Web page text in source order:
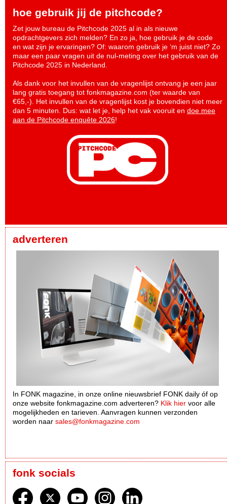
hoe gebruik jij de pitchcode?
Zet jouw bureau de Pitchcode 2025 al in als nieuwe
opdrachtgevers zich melden? En zo ja, hoe gebruik je de code
en wat zijn je ervaringen? Of: waarom gebruik je ‘m juist niet? Zo
maar een paar vragen uit de nul-meting over het gebruik van de
Pitchcode 2025 in Nederland.
Als dank voor het invullen van de vragenlijst ontvang je een jaar
lang gratis toegang tot fonkmagazine.com (ter waarde van
€65,-). Het invullen van de vragenlijst kost je bovendien niet meer
dan 5 minuten. Dus: wat let je, help het vak vooruit en doe mee
aan de Pitchcode enquête 2026!
adverteren
In FONK magazine, in onze online nieuwsbrief FONK daily óf op
onze website fonkmagazine.com adverteren? Klik hier voor alle
mogelijkheden en tarieven. Aanvragen kunnen verzonden
worden naar sales@fonkmagazine.com
fonk socials